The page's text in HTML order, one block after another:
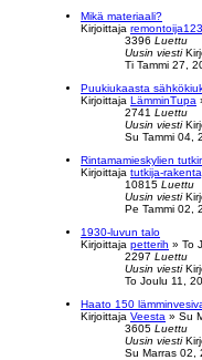
Mikä materiaali?
Kirjoittaja remontoija123
3396 Luettu
Uusin viesti
Ti Tammi 27,
Puukiukaasta
Kirjoittaja LämminTupa
2741 Luettu
Uusin viesti
Su Tammi 04,
Rintamamieskylien
Kirjoittaja tutkija-
10815 Luettu
Uusin viesti
Pe Tammi 02,
1930-luvun talo
Kirjoittaja petterih » To
2297 Luettu
Uusin viesti
To Joulu 11,
Haato 150
Kirjoittaja Veesta » Su
3605 Luettu
Uusin viesti
Su Marras 02,